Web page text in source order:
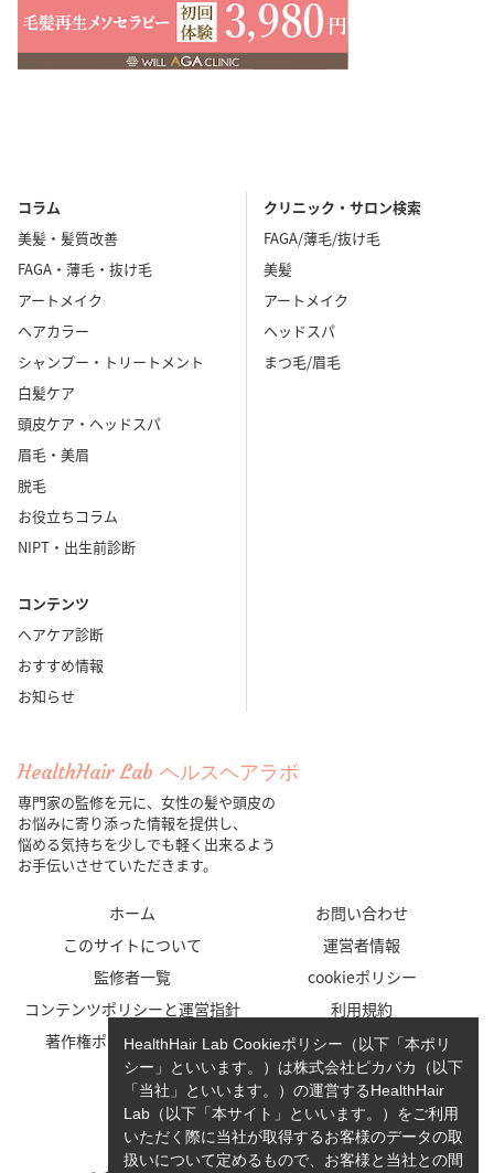
コラム
美髪・髪質改善
FAGA・薄毛・抜け毛
アートメイク
ヘアカラー
シャンプー・トリートメント
白髪ケア
頭皮ケア・ヘッドスパ
眉毛・美眉
脱毛
お役立ちコラム
NIPT・出生前診断
コンテンツ
ヘアケア診断
おすすめ情報
お知らせ
クリニック・サロン検索
FAGA/薄毛/抜け毛
美髪
アートメイク
ヘッドスパ
まつ毛/眉毛
HealthHair Lab ヘルスヘアラボ
専門家の監修を元に、女性の髪や頭皮の
お悩みに寄り添った情報を提供し、
悩める気持ちを少しでも軽く出来るよう
お手伝いさせていただきます。
ホーム
お問い合わせ
このサイトについて
運営者情報
監修者一覧
cookieポリシー
コンテンツポリシーと運営指針
利用規約
著作権ポリシー/免責事項
プライバシーポリシー
HealthHair Lab Cookieポリシー（以下「本ポリ
シー」といいます。）は株式会社ピカパカ（以下
「当社」といいます。）の運営するHealthHair
Lab（以下「本サイト」といいます。）をご利用
いただく際に当社が取得するお客様のデータの取
扱いについて定めるもので、お客様と当社との間